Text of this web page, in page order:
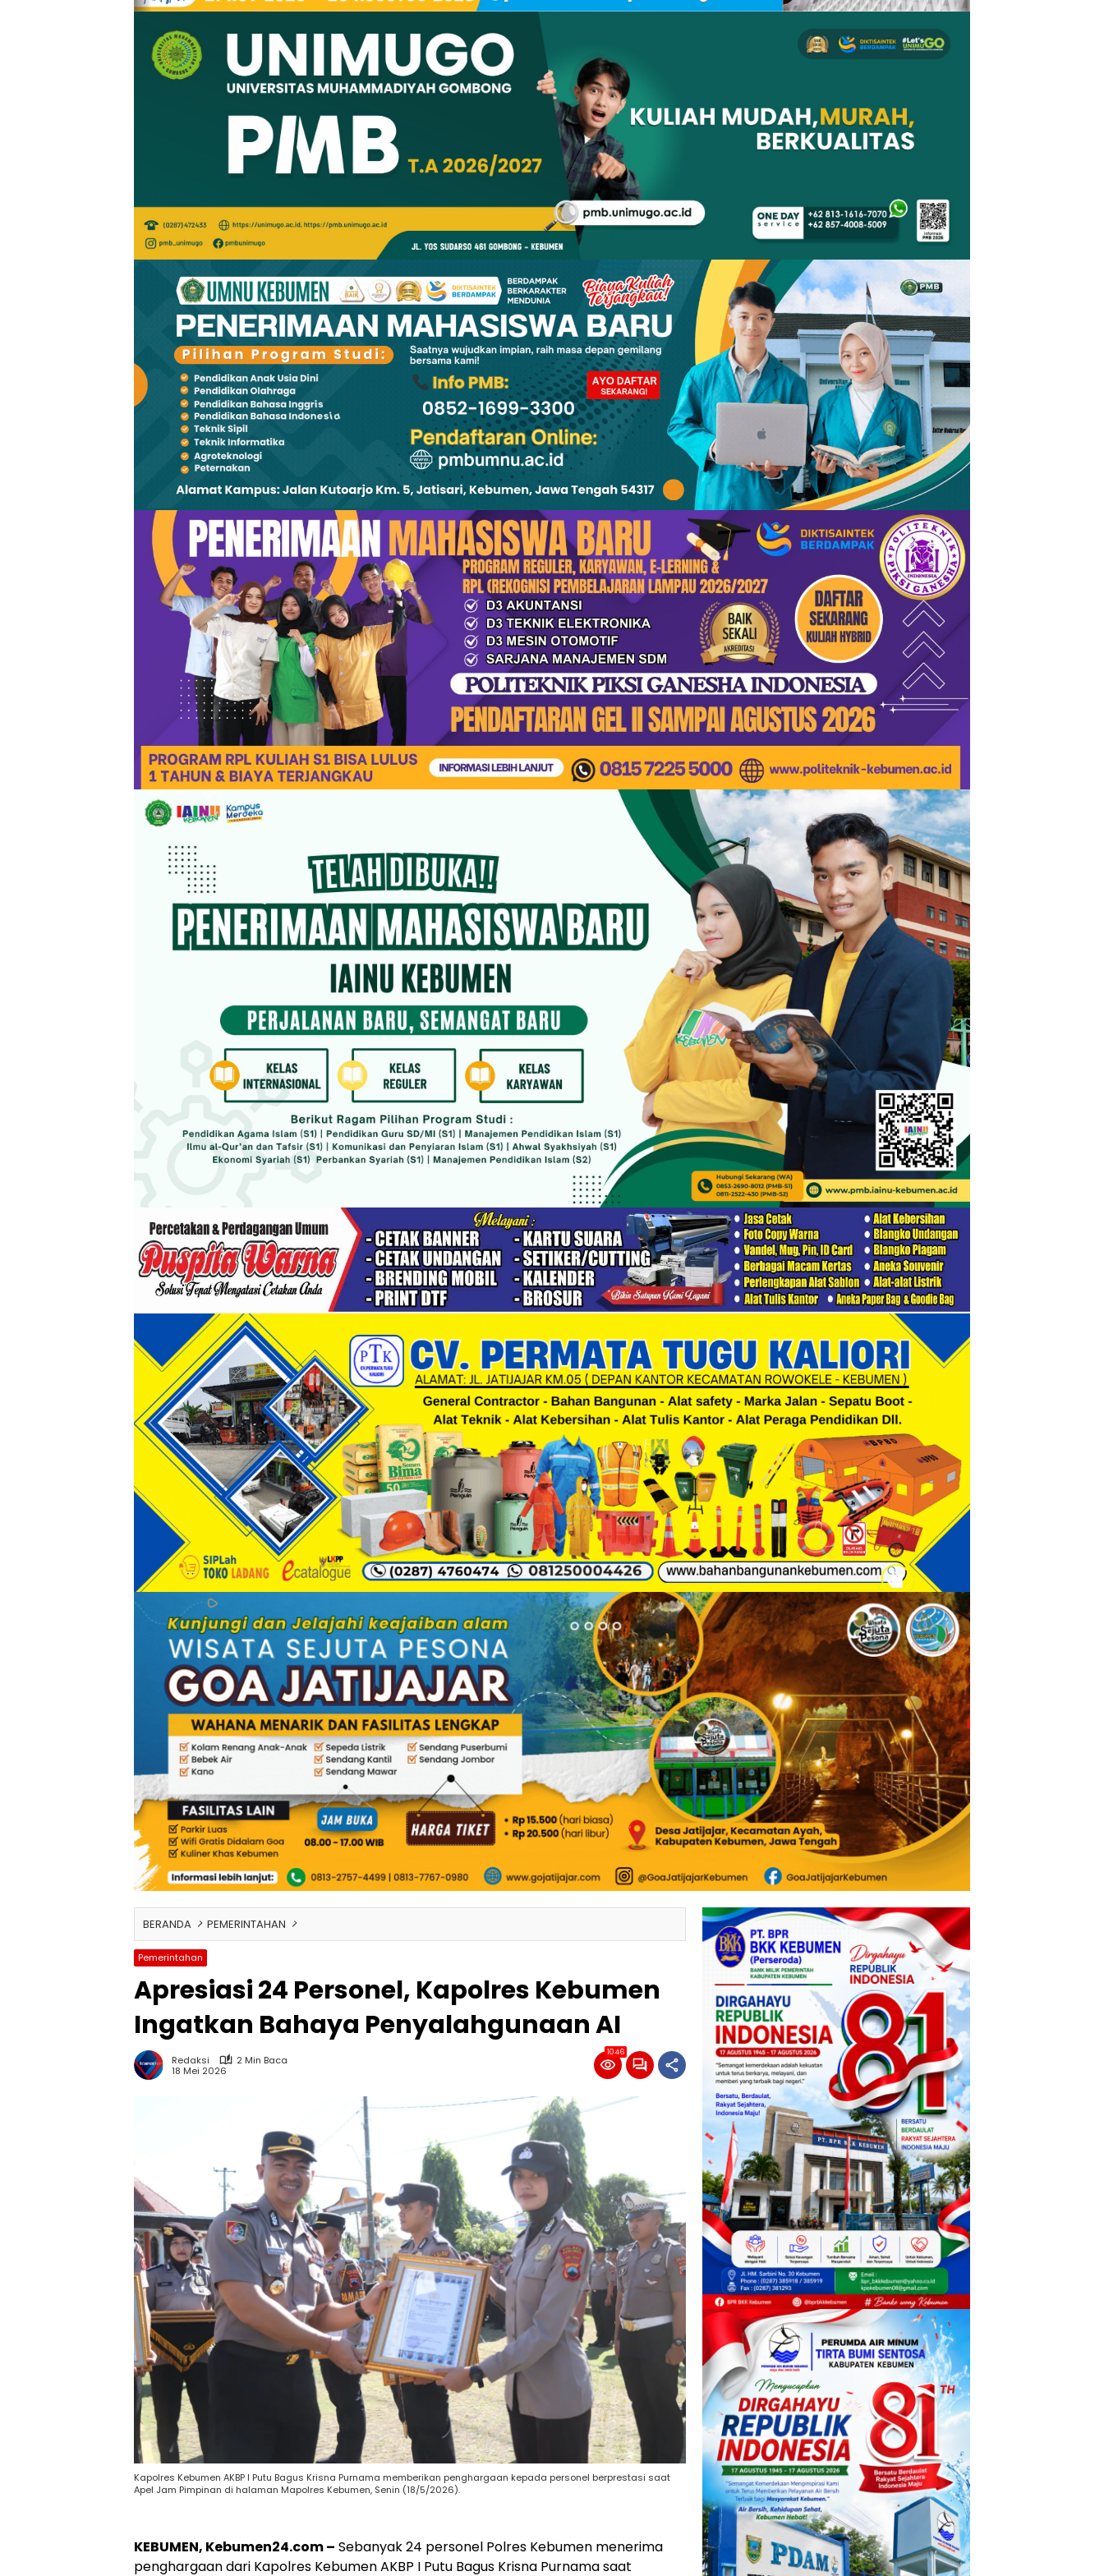
BERANDA PEMERINTAHAN
Pemerintahan
Apresiasi 24 Personel, Kapolres Kebumen
Ingatkan Bahaya Penyalahgunaan AI
Redaksi
2 Min Baca
18 Mei 2026
1046
Kapolres Kebumen AKBP I Putu Bagus Krisna Purnama memberikan penghargaan kepada personel berprestasi saat
Apel Jam Pimpinan di halaman Mapolres Kebumen, Senin (18/5/2026).
KEBUMEN, Kebumen24.com – Sebanyak 24 personel Polres Kebumen menerima
penghargaan dari Kapolres Kebumen AKBP I Putu Bagus Krisna Purnama saat